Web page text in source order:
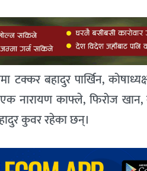
बहादुर पार्खिन,
एक नारायण काफ्ले, फिरोज
कुवर रहेका छन्।